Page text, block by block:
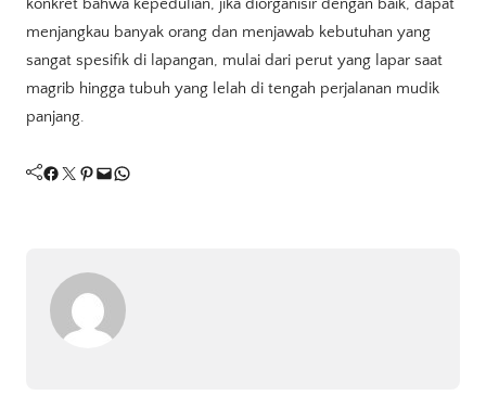
menjangkau banyak orang dan menjawab kebutuhan yang
sangat spesifik di lapangan, mulai dari perut yang lapar saat
magrib hingga tubuh yang lelah di tengah perjalanan mudik
panjang.
Facebook Twitter Pinterest Mail WhatsApp